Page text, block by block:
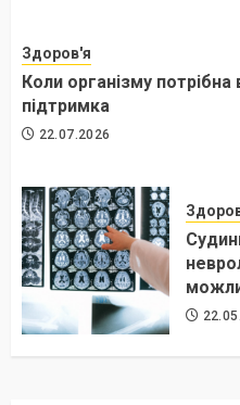
Здоров'я
Коли організму
підтримка
22.07.2026